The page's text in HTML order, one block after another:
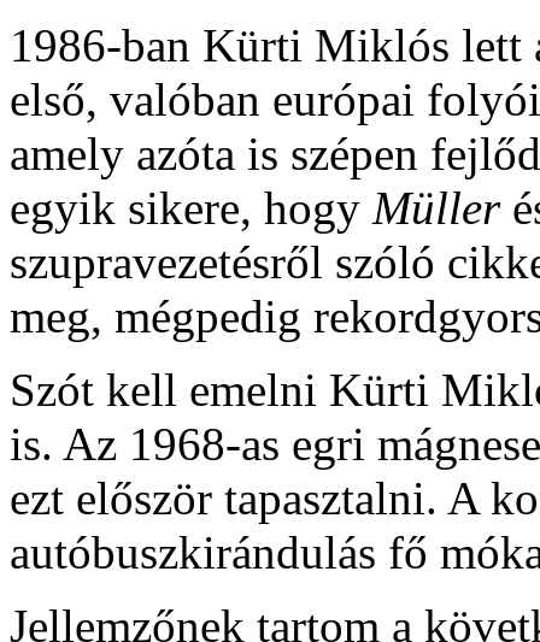
1986-ban Kürti Miklós lett
első, valóban európai
amely azóta is szépen
egyik sikere, hogy Müller
szupravezetésről szóló
meg, mégpedig
Szót kell emelni Kürti
is. Az 1968-as egri
ezt először tapasztalni. A
autóbuszkirándulás fő
Jellemzőnek tartom a